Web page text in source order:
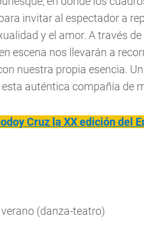
invitar al espectador a
y el amor. A través
escena nos llevarán a
nuestra propia esencia.
auténtica compañía de
Cruz la XX edición del
(danza-teatro)